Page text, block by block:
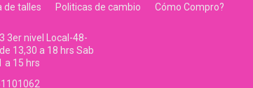
de talles Politicas de cambio Cómo Compro?
3er nivel Local-48-
13,30 a 18 hrs Sab
a 15 hrs